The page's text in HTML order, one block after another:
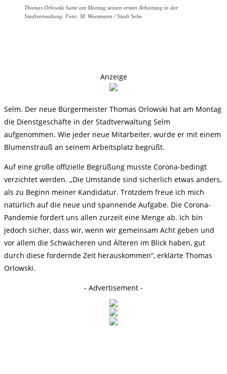
Thomas Orlowski hatte am Montag seinen ersten Arbeitstag in der
Stadtverwaltung. Foto: M. Woesmann / Stadt Selm
Anzeige
Selm. Der neue Bürgermeister Thomas Orlowski hat am Montag
die Dienstgeschäfte in der Stadtverwaltung Selm
aufgenommen. Wie jeder neue Mitarbeiter, wurde er mit einem
Blumenstrauß an seinem Arbeitsplatz begrüßt.
Auf eine große offizielle Begrüßung musste Corona-bedingt
verzichtet werden. „Die Umstände sind sicherlich etwas anders,
als zu Beginn meiner Kandidatur. Trotzdem freue ich mich
natürlich auf die neue und spannende Aufgabe. Die Corona-
Pandemie fordert uns allen zurzeit eine Menge ab. Ich bin
jedoch sicher, dass wir, wenn wir gemeinsam Acht geben und
vor allem die Schwächeren und Älteren im Blick haben, gut
durch diese fordernde Zeit herauskommen“, erklärte Thomas
Orlowski.
- Advertisement -